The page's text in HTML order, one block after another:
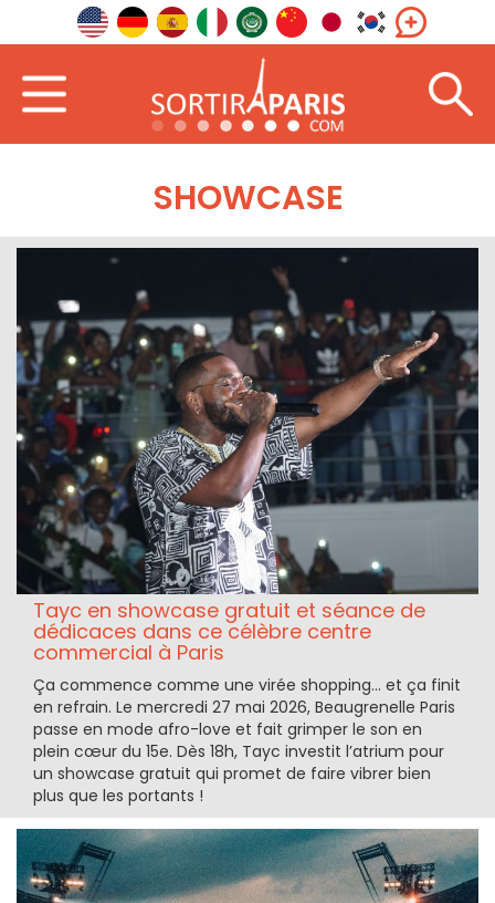
SHOWCASE
Tayc en showcase gratuit et séance de
dédicaces dans ce célèbre centre
commercial à Paris
Ça commence comme une virée shopping… et ça finit
en refrain. Le mercredi 27 mai 2026, Beaugrenelle Paris
passe en mode afro-love et fait grimper le son en
plein cœur du 15e. Dès 18h, Tayc investit l’atrium pour
un showcase gratuit qui promet de faire vibrer bien
plus que les portants !